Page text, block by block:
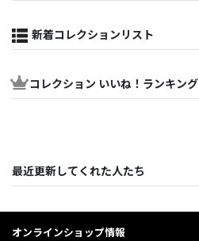
新着コレクションリスト
コレクション いいね！ランキング
最近更新してくれた人たち
オンラインショップ情報